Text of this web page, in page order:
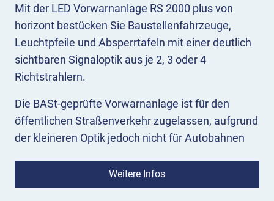
Mit der LED Vorwarnanlage RS 2000 plus von
horizont bestücken Sie Baustellenfahrzeuge,
Leuchtpfeile und Absperrtafeln mit einer deutlich
sichtbaren Signaloptik aus je 2, 3 oder 4
Richtstrahlern.
Die BASt-geprüfte Vorwarnanlage ist für den
öffentlichen Straßenverkehr zugelassen, aufgrund
der kleineren Optik jedoch nicht für Autobahnen
gerne mit Ihren Fragen an unsere
wenden!
Weitere Infos